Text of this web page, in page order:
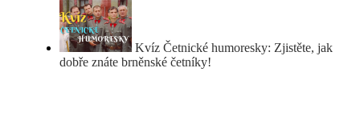
Kvíz Četnické humoresky: Zjistěte, jak
dobře znáte brněnské četníky!